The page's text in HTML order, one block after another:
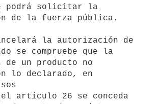
podrá solicitar la
de la fuerza pública.
se compruebe que la
de un producto no
lo declarado, en
artículo 26 se conceda